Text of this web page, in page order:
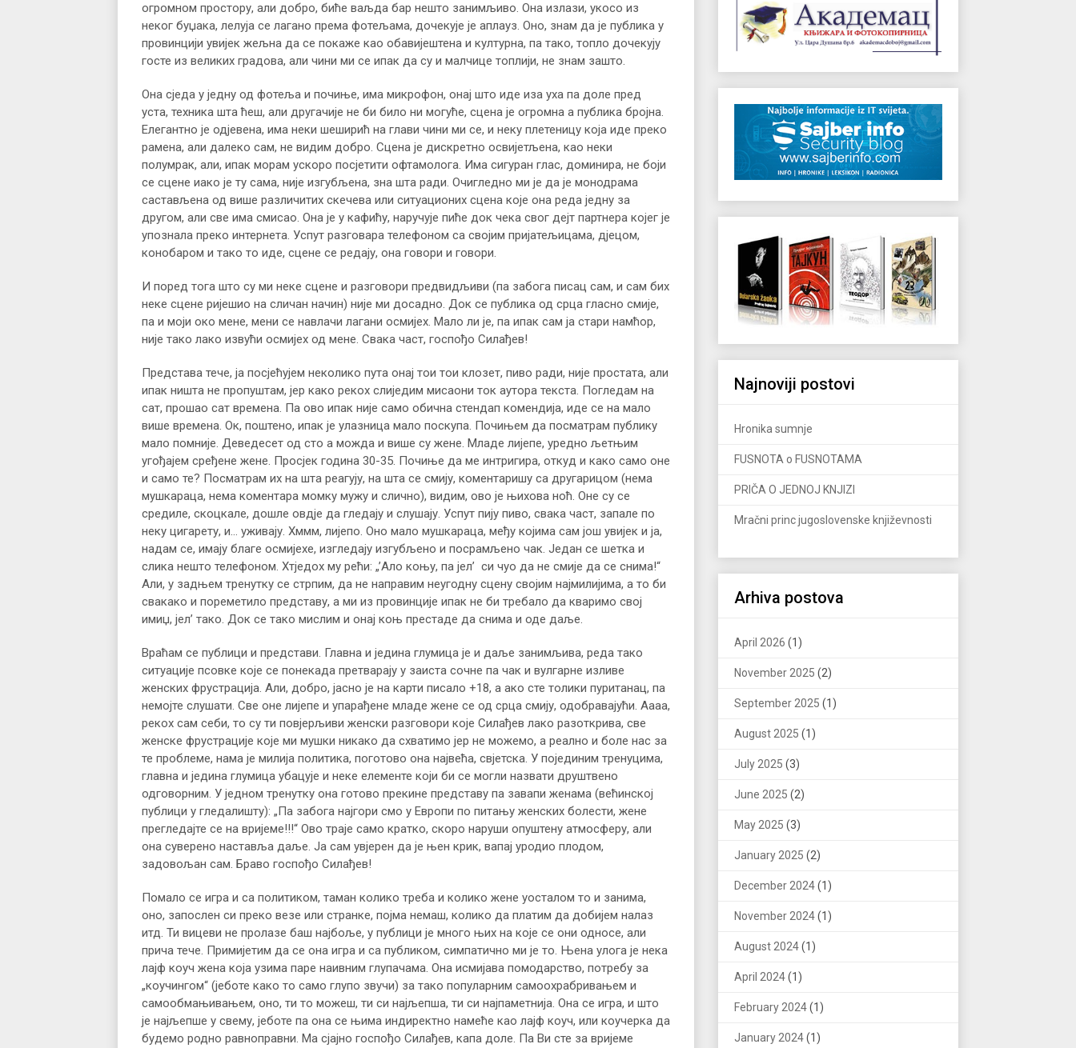
огромном простору, али добро, биће ваљда бар нешто занимљиво. Она излази, укосо из
неког буџака, лелуја се лагано према фотељама, дочекује је аплауз. Оно, знам да је публика у
провинцији увијек жељна да се покаже као обавијештена и културна, па тако, топло дочекују
госте из великих градова, али чини ми се ипак да су и малчице топлији, не знам зашто.
Она сједа у једну од фотеља и почиње, има микрофон, онај што иде иза уха па доле пред
уста, техника шта ћеш, али другачије не би било ни могуће, сцена је огромна а публика бројна.
Елегантно је одјевена, има неки шеширић на глави чини ми се, и неку плетеницу која иде преко
рамена, али далеко сам, не видим добро. Сцена је дискретно освијетљена, као неки
полумрак, али, ипак морам ускоро посјетити офтамолога. Има сигуран глас, доминира, не боји
се сцене иако је ту сама, није изгубљена, зна шта ради. Очигледно ми је да је монодрама
састављена од више различитих скечева или ситуационих сцена које она реда једну за
другом, али све има смисао. Она је у кафићу, наручује пиће док чека свог дејт партнера којег је
упознала преко интернета. Успут разговара телефоном са својим пријатељицама, дјецом,
конобаром и тако то иде, сцене се редају, она говори и говори.
И поред тога што су ми неке сцене и разговори предвидљиви (па забога писац сам, и сам бих
неке сцене ријешио на сличан начин) није ми досадно. Док се публика од срца гласно смије,
па и моји око мене, мени се навлачи лагани осмијех. Мало ли је, па ипак сам ја стари намћор,
није тако лако извући осмијех од мене. Свака част, госпођо Силађев!
Представа тече, ја посјећујем неколико пута онај тои тои клозет, пиво ради, није простата, али
ипак ништа не пропуштам, јер како рекох слиједим мисаони ток аутора текста. Погледам на
сат, прошао сат времена. Па ово ипак није само обична стендап комендија, иде се на мало
више времена. Ок, поштено, ипак је улазница мало поскупа. Почињем да посматрам публику
мало помније. Деведесет од сто а можда и више су жене. Младе лијепе, уредно љетњим
угођајем сређене жене. Просјек година 30-35. Почиње да ме интригира, откуд и како само оне
и само те? Посматрам их на шта реагују, на шта се смију, коментаришу са другарицом (нема
мушкараца, нема коментара момку мужу и слично), видим, ово је њихова ноћ. Оне су се
средиле, скоцкале, дошле овдје да гледају и слушају. Успут пију пиво, свака част, запале по
неку цигарету, и… уживају. Хммм, лијепо. Оно мало мушкараца, међу којима сам још увијек и ја,
надам се, имају благе осмијехе, изгледају изгубљено и посрамљено чак. Један се шетка и
слика нешто телефоном. Хтједох му рећи: „’Ало коњу, па јел’ си чуо да не смије да се снима!“
Али, у задњем тренутку се стрпим, да не направим неугодну сцену својим најмилијима, а то би
свакако и пореметило представу, а ми из провинције ипак не би требало да кваримо свој
имиџ, јел’ тако. Док се тако мислим и онај коњ престаде да снима и оде даље.
Враћам се публици и представи. Главна и једина глумица је и даље занимљива, реда тако
ситуације псовке које се понекада претварају у заиста сочне па чак и вулгарне изливе
женских фрустрација. Али, добро, јасно је на карти писало +18, а ако сте толики пуританац, па
немојте слушати. Све оне лијепе и упарађене младе жене се од срца смију, одобравајући. Аааа,
рекох сам себи, то су ти повјерљиви женски разговори које Силађев лако разоткрива, све
женске фрустрације које ми мушки никако да схватимо јер не можемо, а реално и боле нас за
те проблеме, нама је милија политика, поготово она највећа, свјетска. У појединим тренуцима,
главна и једина глумица убацује и неке елементе који би се могли назвати друштвено
одговорним. У једном тренутку она готово прекине представу па завапи женама (већинској
публици у гледалишту): „Па забога најгори смо у Европи по питању женских болести, жене
прегледајте се на вријеме!!!“ Ово траје само кратко, скоро наруши опуштену атмосферу, али
она суверено наставља даље. Ја сам увјерен да је њен крик, вапај уродио плодом,
задовољан сам. Браво госпођо Силађев!
Помало се игра и са политиком, таман колико треба и колико жене уосталом то и занима,
оно, запослен си преко везе или странке, појма немаш, колико да платим да добијем налаз
итд. Ти вицеви не пролазе баш најбоље, у публици је много њих на које се они односе, али
прича тече. Примијетим да се она игра и са публиком, симпатично ми је то. Њена улога је нека
лајф коуч жена која узима паре наивним глупачама. Она исмијава помодарство, потребу за
„коучингом“ (јеботе како то само глупо звучи) за тако популарним самоохрабривањем и
самообмањивањем, оно, ти то можеш, ти си најљепша, ти си најпаметнија. Она се игра, и што
је најљепше у свему, јеботе па она се њима индиректно намеће као лајф коуч, или коучерка да
будемо родно равноправни. Ма сјајно госпођо Силађев, капа доле. Па Ви сте за вријеме
Najnoviji postovi
Hronika sumnje
FUSNOTA o FUSNOTAMA
PRIČA O JEDNOJ KNJIZI
Mračni princ jugoslovenske književnosti
Arhiva postova
April 2026 (1)
November 2025 (2)
September 2025 (1)
August 2025 (1)
July 2025 (3)
June 2025 (2)
May 2025 (3)
January 2025 (2)
December 2024(1)
November 2024(1)
August 2024(1)
April 2024(1)
February 2024(1)
January 2024(1)